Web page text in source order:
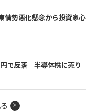
情勢悪化懸念から投資家心
円で反落 半導体株に売り